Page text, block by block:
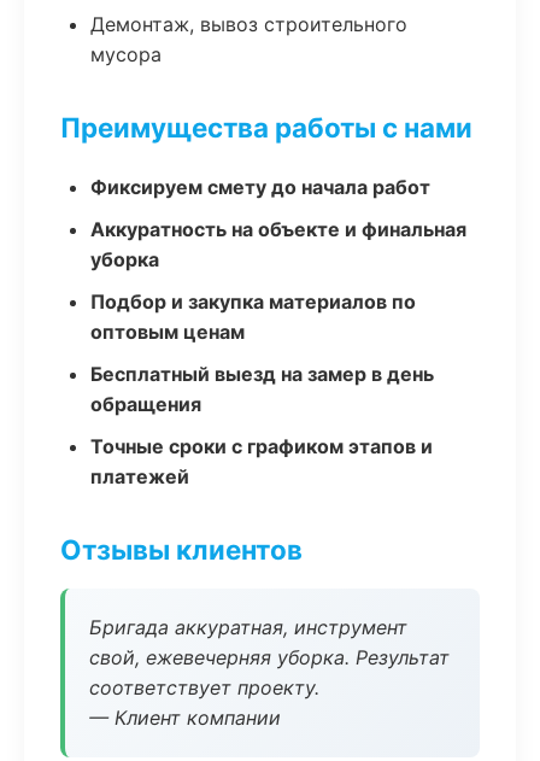
Демонтаж, вывоз строительного
мусора
Преимущества работы с нами
Фиксируем смету до начала работ
Аккуратность на объекте и финальная
уборка
Подбор и закупка материалов по
оптовым ценам
Бесплатный выезд на замер в день
обращения
Точные сроки с графиком этапов и
платежей
Отзывы клиентов
Бригада аккуратная, инструмент
свой, ежевечерняя уборка. Результат
соответствует проекту.
— Клиент компании